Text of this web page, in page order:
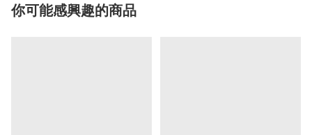
你可能感興趣的商品